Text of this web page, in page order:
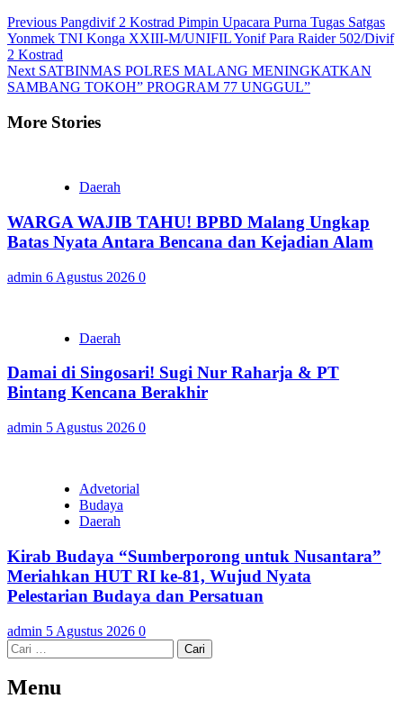
Continue
Reading
Previous Pangdivif 2 Kostrad Pimpin Upacara Purna Tugas Satgas
Yonmek TNI Konga XXIII-M/UNIFIL Yonif Para Raider 502/Divif
2 Kostrad
Next SATBINMAS POLRES MALANG MENINGKATKAN
SAMBANG TOKOH” PROGRAM 77 UNGGUL”
More Stories
Daerah
WARGA WAJIB TAHU! BPBD Malang Ungkap
Batas Nyata Antara Bencana dan Kejadian Alam
admin 6 Agustus 2026 0
Daerah
Damai di Singosari! Sugi Nur Raharja & PT
Bintang Kencana Berakhir
admin 5 Agustus 2026 0
Advetorial
Budaya
Daerah
Kirab Budaya “Sumberporong untuk Nusantara”
Meriahkan HUT RI ke-81, Wujud Nyata
Pelestarian Budaya dan Persatuan
admin 5 Agustus 2026 0
Cari
untuk:
Menu